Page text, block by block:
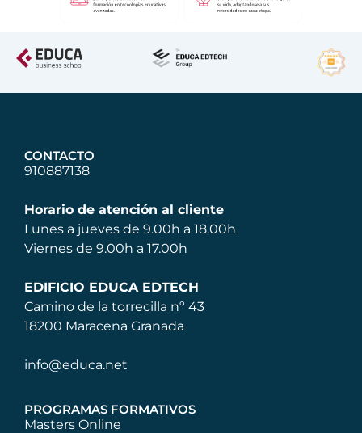
CONTACTO
910887138
Horario de atención al cliente
Lunes a jueves de 9.00h a 18.00h
Viernes de 9.00h a 17.00h
EDIFICIO EDUCA EDTECH
Camino de la torrecilla nº 43
18200 Maracena Granada
info@educa.net
PROGRAMAS FORMATIVOS
Masters Online